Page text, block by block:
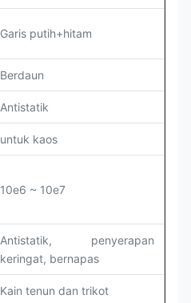
Garis putih+hitam
Berdaun
Antistatik
untuk kaos
10e6 ~ 10e7
Antistatik, penyerapan
keringat, bernapas
Kain tenun dan trikot